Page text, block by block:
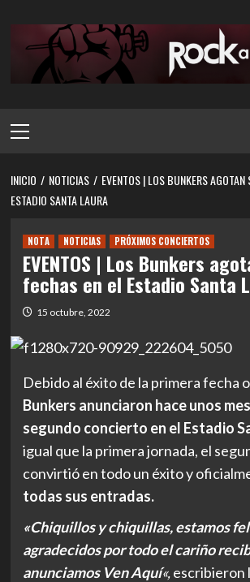
contenido
principal
INICIO NOTICIAS
EVENTOS | LOS BUNKERS
ESTADIO SANTA LAURA
NOTA NOTICIAS PRÓXIMOS CONCIERTOS
EVENTOS | Los Bunkers
fechas en el Estadio Santa
15 octubre, 2022
Debido al éxito de la primera fecha
Bunkers anunciaron hace unos
segundo concierto en el Estadio
igual que la primera jornada, el
convirtió en todo un éxito y
todas sus entradas.
«Chiquillos y chiquillas, estamos
agradecidos por todo el cariño
anunciamos Ven Aquí«,escribieron